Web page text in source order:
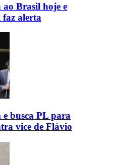
ao Brasil hoje e
faz alerta
busca PL para
vice de Flávio